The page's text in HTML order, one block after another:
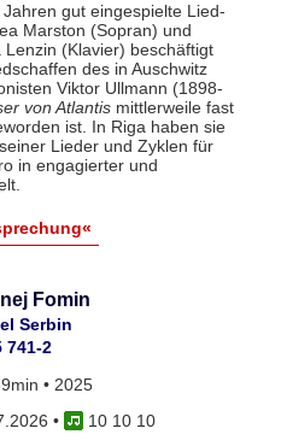
Jahren gut eingespielte Lied-
Marston (Sopran) und
Lenzin (Klavier) beschäftigt
des in Auschwitz
Viktor Ullmann (1898-
von Atlantismittlerweile fast
ist. In Riga haben sie
Lieder und Zyklen für
in engagierter und
Fomin
Serbin
741-2
• 2025
•
10 10 10